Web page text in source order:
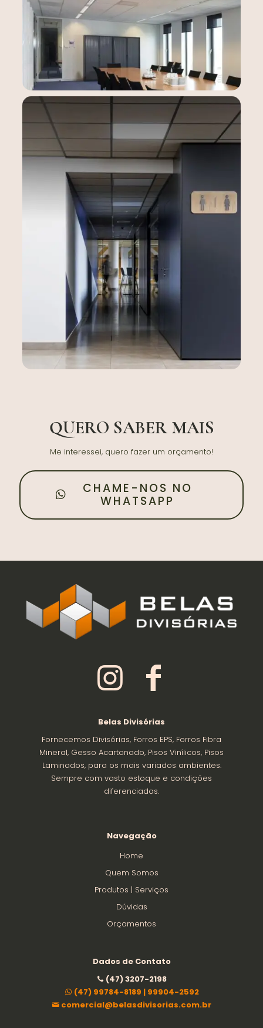
QUERO SABER MAIS
Me interessei, quero fazer um orçamento!
CHAME-NOS NO
WHATSAPP
Belas Divisórias
Fornecemos Divisórias, Forros EPS, Forros Fibra
Mineral, Gesso Acartonado, Pisos Vinílicos, Pisos
Laminados, para os mais variados ambientes.
Sempre com vasto estoque e condições
diferenciadas.
Navegação
Home
Quem Somos
Produtos | Serviços
Dúvidas
Orçamentos
Dados de Contato
(47) 3207-2198
(47) 99784-8189 | 99904-2592
comercial@belasdivisorias.com.br